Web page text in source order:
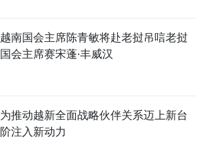
越南国会主席陈青敏将赴老挝吊唁老挝
国会主席赛宋蓬·丰威汉
为推动越新全面战略伙伴关系迈上新台
阶注入新动力